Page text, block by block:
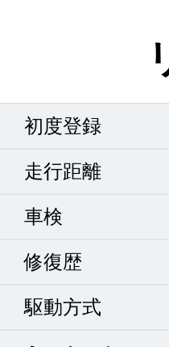
初度登録
走行距離
車検
修復歴
駆動方式